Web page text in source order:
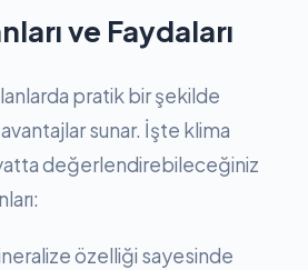
ve Faydaları
pratik bir şekilde
avantajlar sunar. İşte klima
değerlendirebileceğiniz
özelliği sayesinde